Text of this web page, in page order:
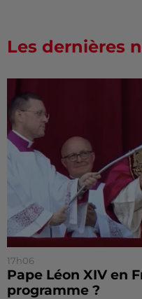
Les dernières
17h06
Pape Léon XIV en
programme ?